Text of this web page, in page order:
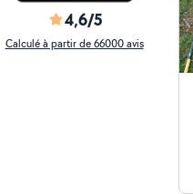
4,6/5
Calculé à partir de 66000 avis